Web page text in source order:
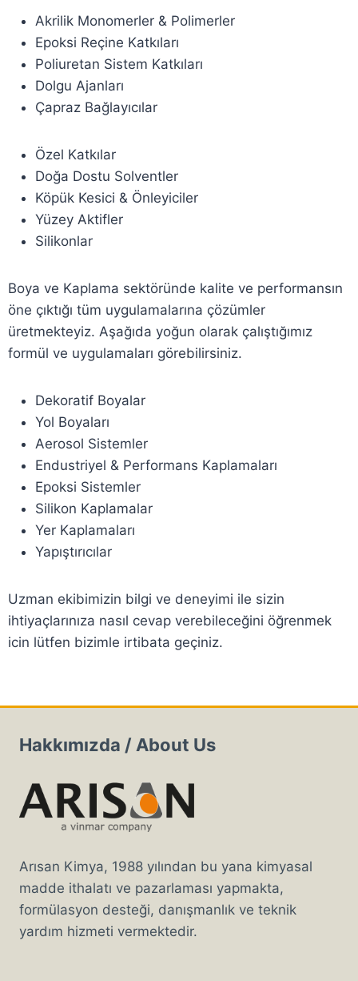
Akrilik Monomerler & Polimerler
Epoksi Reçine Katkıları
Poliuretan Sistem Katkıları
Dolgu Ajanları
Çapraz Bağlayıcılar
Özel Katkılar
Doğa Dostu Solventler
Köpük Kesici & Önleyiciler
Yüzey Aktifler
Silikonlar
Boya ve Kaplama sektöründe kalite ve performansın
öne çıktığı tüm uygulamalarına çözümler
üretmekteyiz. Aşağıda yoğun olarak çalıştığımız
formül ve uygulamaları görebilirsiniz.
Dekoratif Boyalar
Yol Boyaları
Aerosol Sistemler
Endustriyel & Performans Kaplamaları
Epoksi Sistemler
Silikon Kaplamalar
Yer Kaplamaları
Yapıştırıcılar
Uzman ekibimizin bilgi ve deneyimi ile sizin
ihtiyaçlarınıza nasıl cevap verebileceğini öğrenmek
icin lütfen bizimle irtibata geçiniz.
Hakkımızda / About Us
Arısan Kimya, 1988 yılından bu yana kimyasal
madde ithalatı ve pazarlaması yapmakta,
formülasyon desteği, danışmanlık ve teknik
yardım hizmeti vermektedir.